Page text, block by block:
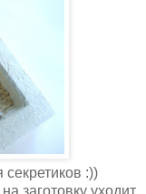
:))
заготовку уходит